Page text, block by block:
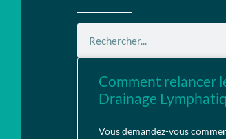
Comment relancer
Drainage
Vous demandez-vous